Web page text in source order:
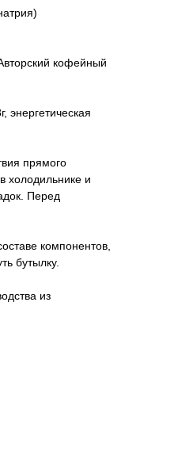
кофейный
энергетическая
прямого
холодильнике и
Перед
компонентов,
бутылку.
из